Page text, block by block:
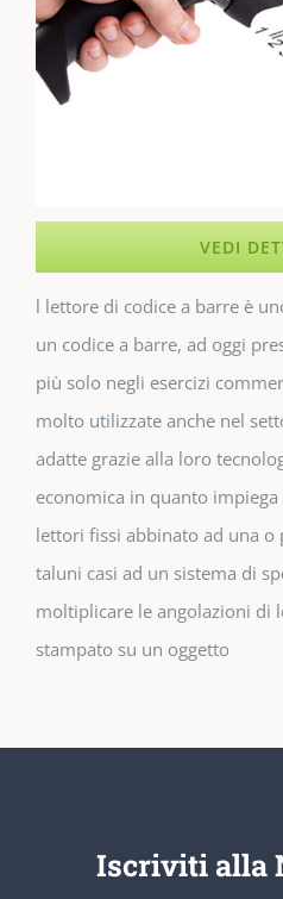
VEDI
l lettore di codice a barre è
un codice a barre, ad oggi
più solo negli esercizi
molto utilizzate anche nel
adatte grazie alla loro
economica in quanto
lettori fissi abbinato ad una o
taluni casi ad un sistema di
moltiplicare le angolazioni di
stampato su un oggetto
Iscriviti alla